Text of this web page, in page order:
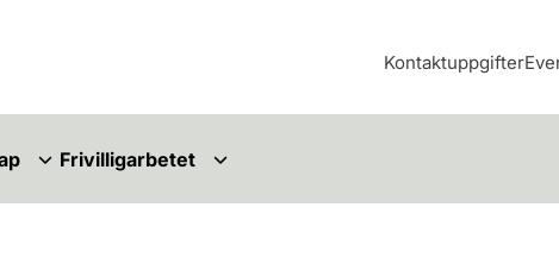
Kontaktuppgifter
Frivilligarbetet